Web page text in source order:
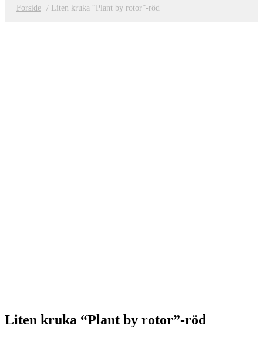
Forside / Liten kruka “Plant by rotor”-röd
Liten kruka “Plant by rotor”-röd